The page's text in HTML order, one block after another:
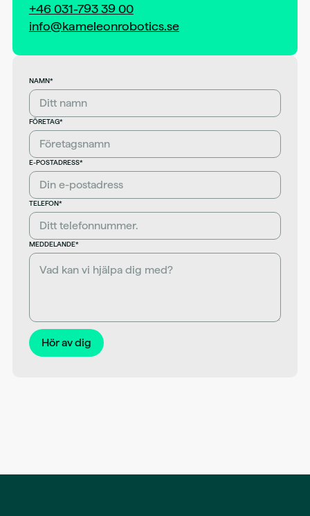
+46 031-793 39 00
info@kameleonrobotics.se
NAMN*
FÖRETAG*
E-POSTADRESS*
TELEFON*
MEDDELANDE*
Hör av dig